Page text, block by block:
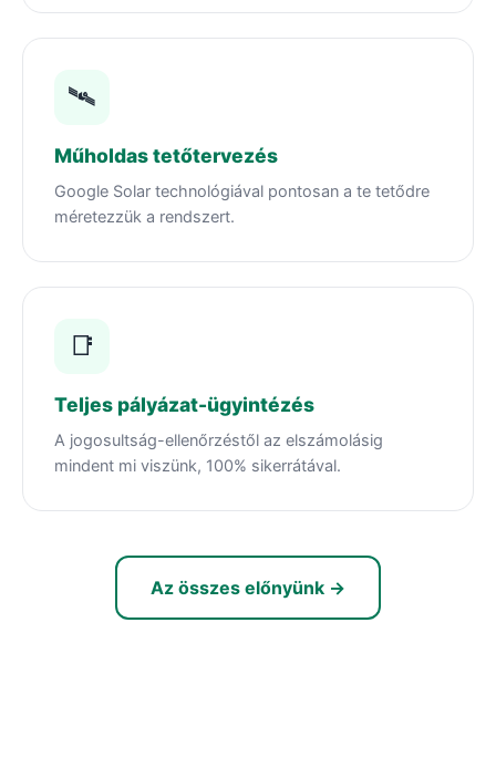
🛰️
Műholdas tetőtervezés
Google Solar technológiával pontosan a te tetődre
méretezzük a rendszert.
📑
Teljes pályázat-ügyintézés
A jogosultság-ellenőrzéstől az elszámolásig
mindent mi viszünk, 100% sikerrátával.
Az összes előnyünk →